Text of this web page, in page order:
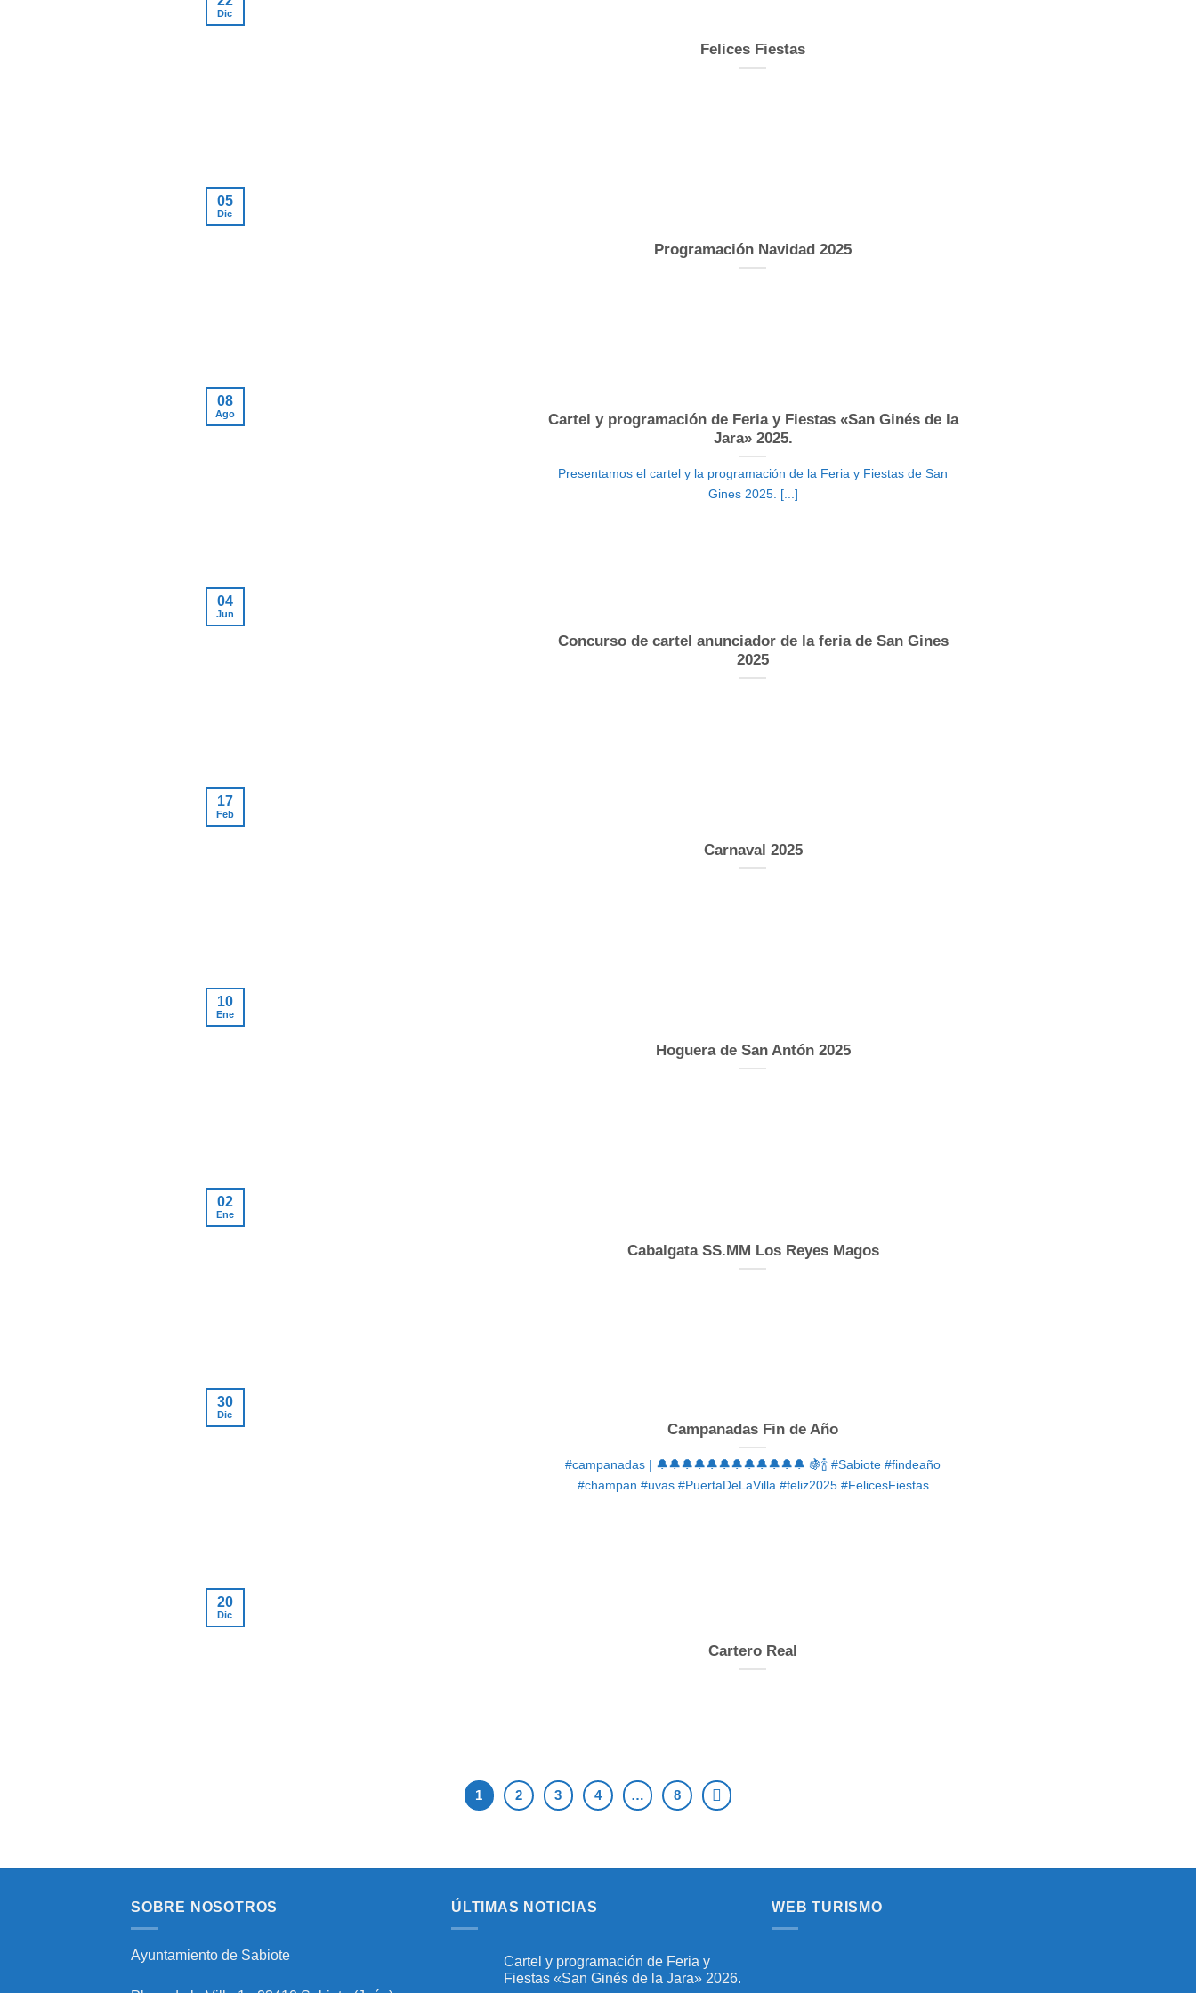
Felices Fiestas
Dic
Programación Navidad 2025
05
Dic
Cartel y programación de Feria y Fiestas «San Ginés de la
Jara» 2025.
Presentamos el cartel y la programación de la Feria y Fiestas de San
Gines 2025. [...]
08
Ago
Concurso de cartel anunciador de la feria de San Gines
2025
04
Jun
Carnaval 2025
17
Feb
Hoguera de San Antón 2025
10
Ene
Cabalgata SS.MM Los Reyes Magos
02
Ene
Campanadas Fin de Año
#campanadas | 🔔🔔🔔🔔🔔🔔🔔🔔🔔🔔🔔🔔 🍇🍾 #Sabiote #findeaño
#champan #uvas #PuertaDeLaVilla #feliz2025 #FelicesFiestas
30
Dic
Cartero Real
20
Dic
1 2 3 4 … 8
SOBRE NOSOTROS
Ayuntamiento de Sabiote
ÚLTIMAS NOTICIAS
Cartel y programación de Feria y
Fiestas «San Ginés de la Jara» 2026.
WEB TURISMO